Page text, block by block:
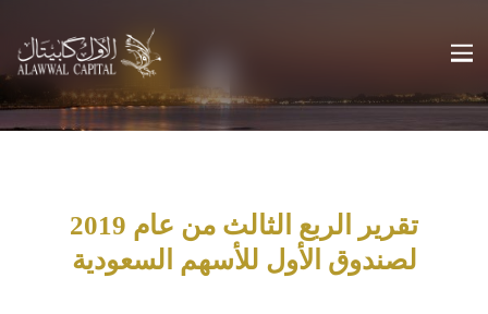
تقرير الربع الثالث من عام 2019
لصندوق الأول للأسهم السعودية